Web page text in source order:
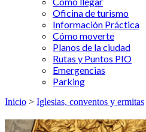
Oficina de turismo
Información Práctica
Cómo moverte
Planos de la ciudad
Rutas y Puntos PIO
Emergencias
Parking
Inicio > Iglesias, conventos y ermitas